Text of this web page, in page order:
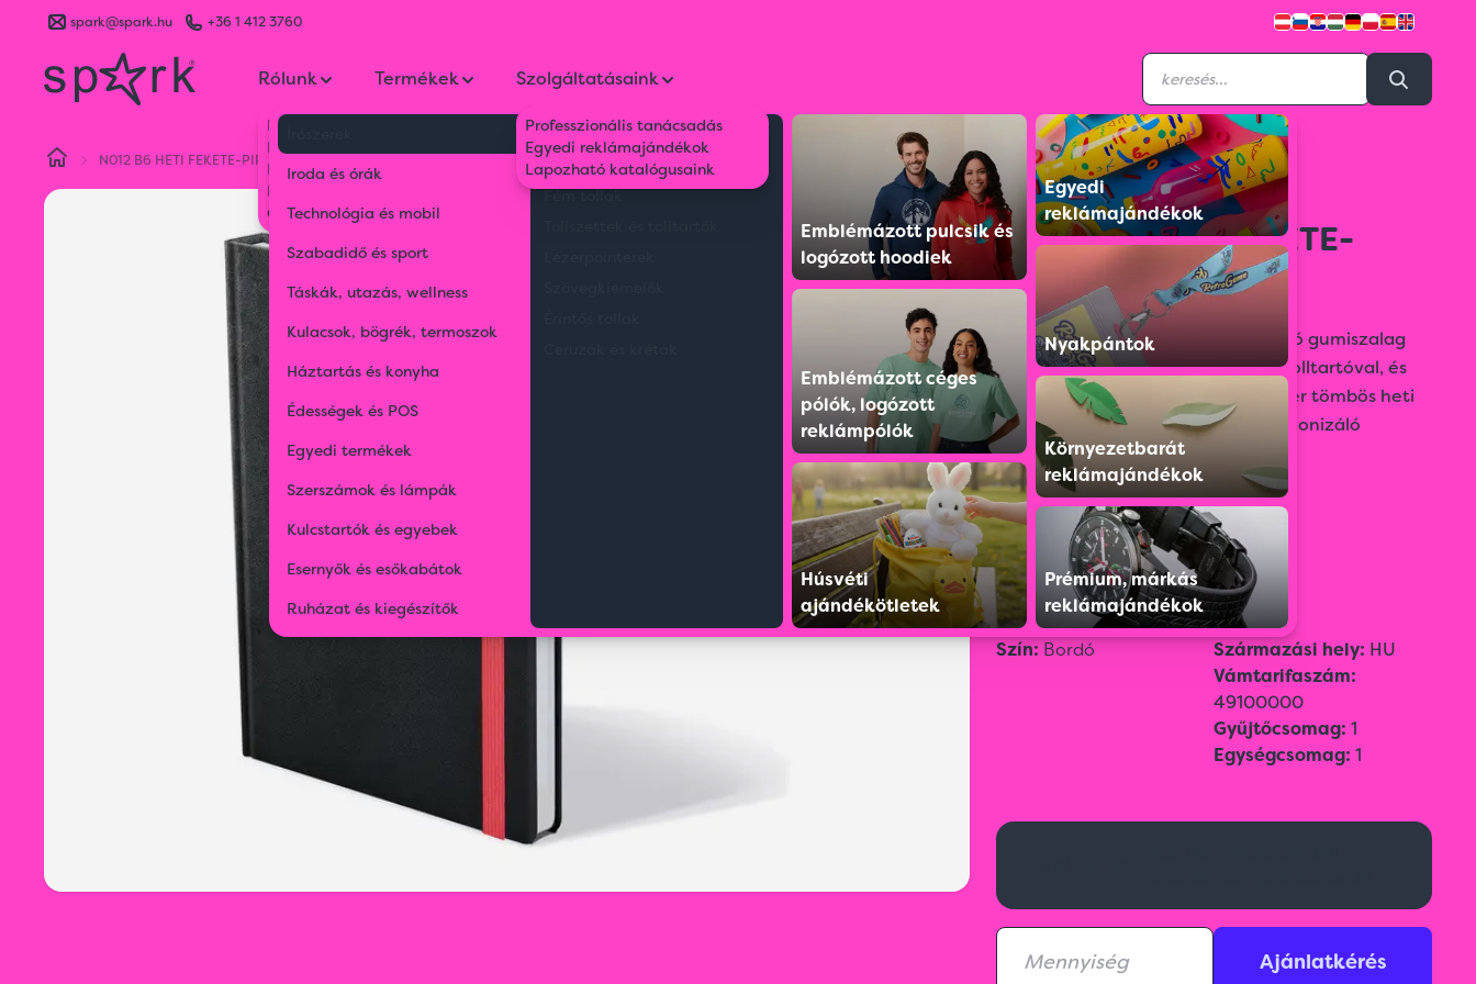
spark@spark.hu +36 1 412 3760
Rólunk
Kik vagyunk
Kapcsolat
Blog
Karrier
Gyakran Ismételt Kérdések
Termékek
Iroda és órák
Technológia és mobil
Szabadidő és sport
Táskák, utazás, wellness
Kulacsok, bögrék, termoszok
Háztartás és konyha
Édességek és POS
Egyedi termékek
Szerszámok és lámpák
Kulcstartók és egyebek
Esernyők és esőkabátok
Ruházat és kiegészítők
Környezetbarát tollak
Műanyag tollak
Fém tollak
Emblémázott pulcsik és
logózott hoodiek
Emblémázott céges
pólók, logózott
reklámpólók
Húsvéti
ajándékötletek
Egyedi
reklámajándékok
Nyakpántok
Környezetbarát
reklámajándékok
Prémium, márkás
reklámajándékok
Szolgáltatásaink
Professzionális tanácsadás
Egyedi reklámajándékok
Lapozható katalógusaink
N012 B6 HETI FEKETE-PIROS
S059522T012N002
N012 B6 HETI FEKETE-
PIROS
Fényes műbőr bevonóval, az átfogó gumiszalag
színével megegyező évszámmal, tolltartóval, és
sarokgömbölyítéssel készített, fehér tömbös heti
naptár, a gumiszalag színével harmonizáló
oromszegővel, jelzőszalaggal és
sarokperforációval.
Színválaszték:
Szín: Bordó Származási hely: HU
Vámtarifaszám:
49100000
Gyűjtőcsomag: 1
Egységcsomag: 1
Ajánlatkérés